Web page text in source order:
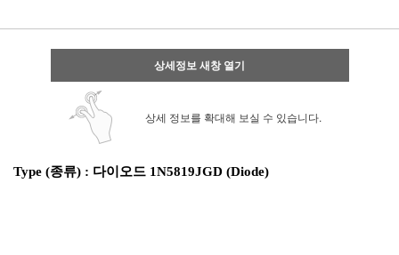
상세정보 새창 열기
상세 정보를 확대해 보실 수 있습니다.
Type (종류) : 다이오드 1N5819JGD (Diode)